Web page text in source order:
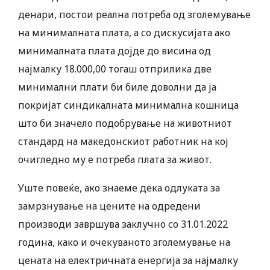
денари, постои реална потреба од зголемување
на минималната плата, а со дискусијата ако
минималната плата дојде до висина од
најмалку 18.000,00 тогаш отприлика две
минимални плати би биле доволни да ја
покријат синдикалната минимална кошница
што би значело подобрување на животниот
стандард на македонскиот работник на кој
очигледно му е потреба плата за живот.
Уште повеќе, ако знаеме дека одлуката за
замрзнување на цените на одредени
производи завршува заклучно со 31.01.2022
година, како и очекуваното зголемување на
цената на електричната енергија за најмалку